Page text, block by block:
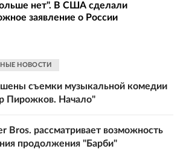
нет". В США сделали
заявление о России
НОВОСТИ
съемки музыкальной комедии
Пирожков. Начало"
Bros. рассматривает возможность
продолжения "Барби"